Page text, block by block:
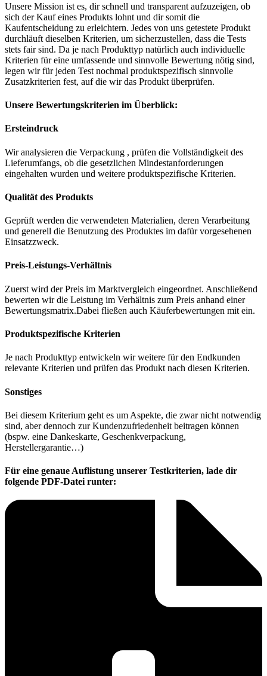
Unsere Mission ist es, dir schnell und transparent aufzuzeigen, ob
sich der Kauf eines Produkts lohnt und dir somit die
Kaufentscheidung zu erleichtern. Jedes von uns getestete Produkt
durchläuft dieselben Kriterien, um sicherzustellen, dass die Tests
stets fair sind. Da je nach Produkttyp natürlich auch individuelle
Kriterien für eine umfassende und sinnvolle Bewertung nötig sind,
legen wir für jeden Test nochmal produktspezifisch sinnvolle
Zusatzkriterien fest, auf die wir das Produkt überprüfen.
Unsere Bewertungskriterien im Überblick:
Ersteindruck
Wir analysieren die Verpackung , prüfen die Vollständigkeit des
Lieferumfangs, ob die gesetzlichen Mindestanforderungen
eingehalten wurden und weitere produktspezifische Kriterien.
Qualität des Produkts
Geprüft werden die verwendeten Materialien, deren Verarbeitung
und generell die Benutzung des Produktes im dafür vorgesehenen
Einsatzzweck.
Preis-Leistungs-Verhältnis
Zuerst wird der Preis im Marktvergleich eingeordnet. Anschließend
bewerten wir die Leistung im Verhältnis zum Preis anhand einer
Bewertungsmatrix.Dabei fließen auch Käuferbewertungen mit ein.
Produktspezifische Kriterien
Je nach Produkttyp entwickeln wir weitere für den Endkunden
relevante Kriterien und prüfen das Produkt nach diesen Kriterien.
Sonstiges
Bei diesem Kriterium geht es um Aspekte, die zwar nicht notwendig
sind, aber dennoch zur Kundenzufriedenheit beitragen können
(bspw. eine Dankeskarte, Geschenkverpackung,
Herstellergarantie…)
Für eine genaue Auflistung unserer Testkriterien, lade dir
folgende PDF-Datei runter: